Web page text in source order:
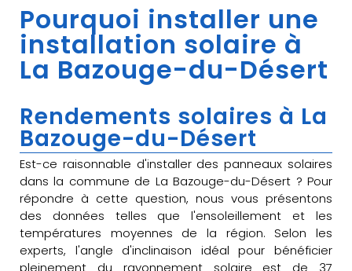
Pourquoi installer une
installation solaire à
La Bazouge-du-Désert
Rendements solaires à La
Bazouge-du-Désert
Est-ce raisonnable d'installer des panneaux solaires
dans la commune de La Bazouge-du-Désert ? Pour
répondre à cette question, nous vous présentons
des données telles que l'ensoleillement et les
températures moyennes de la région. Selon les
experts, l'angle d'inclinaison idéal pour bénéficier
pleinement du rayonnement solaire est de 37